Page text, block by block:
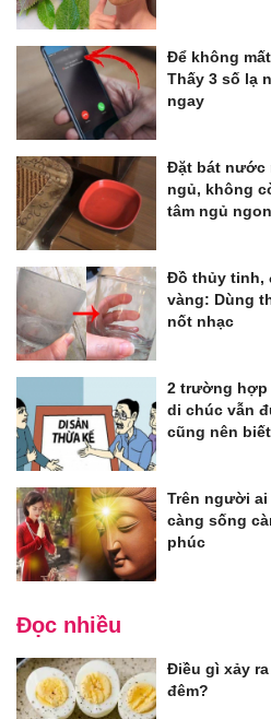
Để không
Thấy 3 số lạ
ngay
Đặt bát nước
ngủ, không
tâm ngủ ngon
Đồ thủy tinh,
vàng: Dùng
nốt nhạc
2 trường hợp
di chúc vẫn
cũng nên
Trên người
càng sống
phúc
Đọc nhiều
Điều gì xảy
đêm?